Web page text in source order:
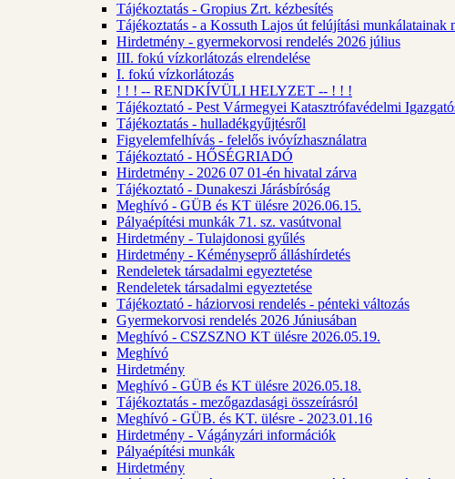
Tájékoztatás - Gropius Zrt. kézbesítés
Tájékoztatás - a Kossuth Lajos út felújítási munkálatainak
Hirdetmény - gyermekorvosi rendelés 2026 július
III. fokú vízkorlátozás elrendelése
I. fokú vízkorlátozás
! ! ! -- RENDKÍVÜLI HELYZET -- ! ! !
Tájékoztató - Pest Vármegyei Katasztrófavédelmi
Tájékoztatás - hulladékgyűjtésről
Figyelemfelhívás - felelős ivóvízhasználatra
Tájékoztató - HŐSÉGRIADÓ
Hirdetmény - 2026 07 01-én hivatal zárva
Tájékoztató - Dunakeszi Járásbíróság
Meghívó - GÜB és KT ülésre 2026.06.15.
Pályaépítési munkák 71. sz. vasútvonal
Hirdetmény - Tulajdonosi gyűlés
Hirdetmény - Kéményseprő álláshírdetés
Rendeletek társadalmi egyeztetése
Rendeletek társadalmi egyeztetése
Tájékoztató - háziorvosi rendelés - pénteki változás
Gyermekorvosi rendelés 2026 Júniusában
Meghívó - CSZSZNO KT ülésre 2026.05.19.
Meghívó
Hirdetmény
Meghívó - GÜB és KT ülésre 2026.05.18.
Tájékoztatás - mezőgazdasági összeírásról
Meghívó - GÜB. és KT. ülésre - 2023.01.16
Hirdetmény - Vágányzári információk
Pályaépítési munkák
Hirdetmény